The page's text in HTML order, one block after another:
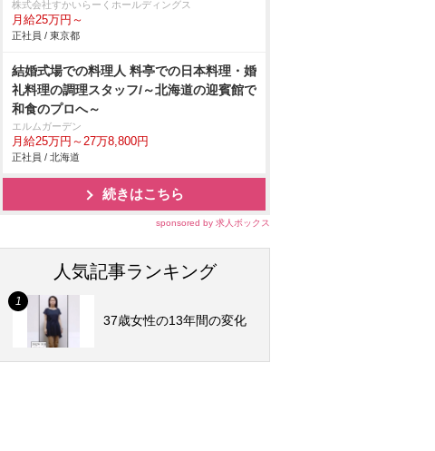
株式会社すかいらーくホールディングス
月給25万円～
正社員 / 東京都
結婚式場での料理人 料亭での日本料理・婚
礼料理の調理スタッフ/～北海道の迎賓館で
和食のプロへ～
エルムガーデン
月給25万円～27万8,800円
正社員 / 北海道
続きはこちら
sponsored by 求人ボックス
人気記事ランキング
37歳女性の13年間の変化